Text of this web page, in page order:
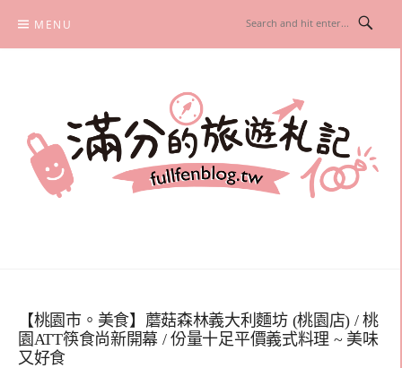
content
MENU
【桃園市。美食】蘑菇森林義大利麵坊 (桃園店) / 桃
園ATT筷食尚新開幕 / 份量十足平價義式料理 ~ 美味
又好食